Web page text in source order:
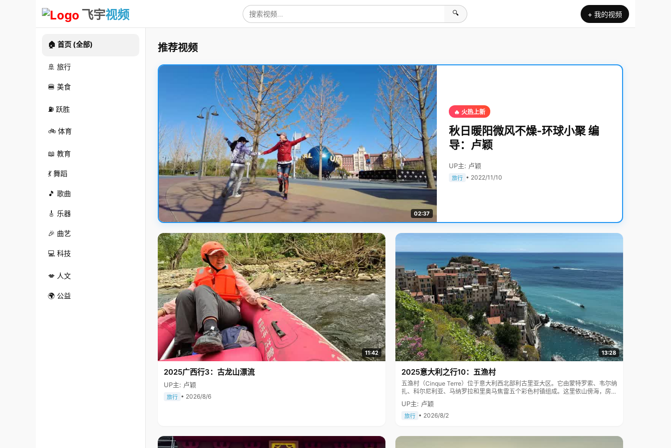
飞宇视频 🔍 + 我的视频
🏠 首页 (全部)
🚢 旅行
🍔 美食
⛽ 跃胜
🚲 体育
📖 教育
💃 舞蹈
🎵 歌曲
🎸 乐器
🎉 曲艺
💻 科技
💋 人文
🌍 公益
推荐视频
02:37
🔥 火热上新
秋日暖阳微风不燥-环球小聚 编
导：卢颖
UP主: 卢颖
旅行 • 2022/11/10
11:42
2025广西行3：古龙山漂流
UP主: 卢颖
旅行 • 2026/8/6
13:28
2025意大利之行10：五渔村
五渔村（Cinque Terre）位于意大利西北部利古里亚大区。它由蒙特罗索、韦尔纳
扎、科尔尼利亚、马纳罗拉和里奥马焦雷五个彩色村镇组成。这里依山傍海，房屋
色彩斑斓，1997年被列为世界文化遗产。
UP主: 卢颖
旅行 • 2026/8/2